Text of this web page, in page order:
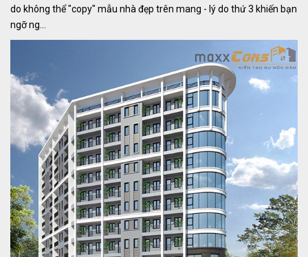
do không thể "copy" mẫu nhà đẹp trên mang - lý do thứ 3 khiến bạn
ngỡ ng...